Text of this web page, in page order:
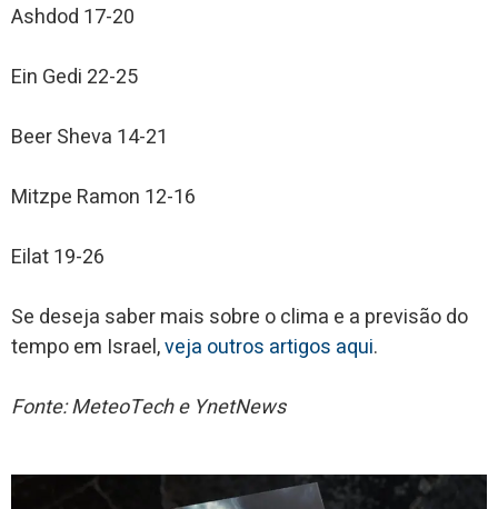
Ashdod 17-20
Ein Gedi 22-25
Beer Sheva 14-21
Mitzpe Ramon 12-16
Eilat 19-26
Se deseja saber mais sobre o clima e a previsão do
tempo em Israel,veja outros artigos aqui.
Fonte: MeteoTech e YnetNews